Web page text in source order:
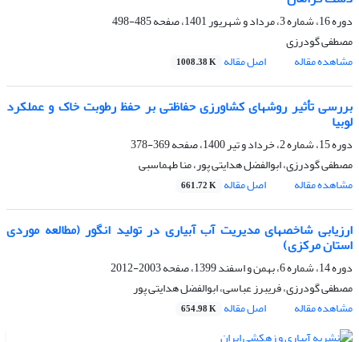
دوره 16، شماره 3، مرداد و شهریور 1401، صفحه
485-498
مصطفی گودرزی
مشاهده مقاله
اصل مقاله 1008.38 K
بررسی تأثیر روش‏های کشاورزی حفاظتی بر حفظ رطوبت خاک و عملکرد
لوبیا
دوره 15، شماره 2، خرداد و تیر 1400، صفحه
369-378
مصطفی گودرزی، ابوالفضل هدایتی پور، منا طهماسبی
مشاهده مقاله
اصل مقاله 661.72 K
ارزیابی شاخص‏های مدیریت آب آبیاری در تولید انگور (مطالعه موردی
استان مرکزی)
دوره 14، شماره 6، بهمن و اسفند 1399، صفحه
2003-2012
مصطفی گودرزی، فریبرز عباسی، ابوالفضل هدایتی پور
مشاهده مقاله
اصل مقاله 654.98 K